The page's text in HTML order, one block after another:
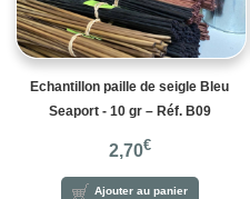
Echantillon paille de seigle Bleu
Seaport - 10 gr – Réf. B09
2,70€
Ajouter au panier